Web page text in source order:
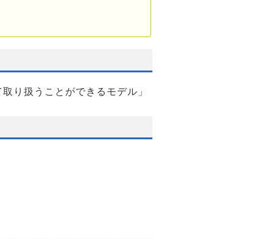
り扱うことができるモデル」